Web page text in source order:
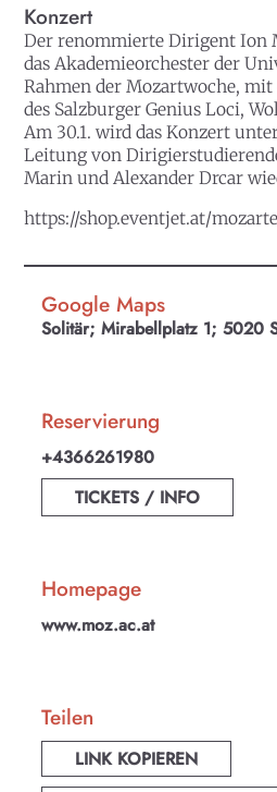
Konzert
Der renommierte Dirigent Ion
das Akademieorchester der
Rahmen der Mozartwoche,
des Salzburger Genius Loci,
Am 30.1. wird das Konzert
Leitung von
Marin und Alexander Drcar
https://shop.eventjet.at/
Google Maps
Solitär; Mirabellplatz 1; 5020
Reservierung
+4366261980
TICKETS / INFO
Homepage
www.moz.ac.at
Teilen
LINK KOPIEREN